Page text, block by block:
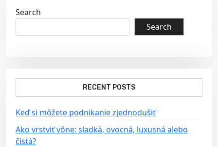
a
v
i
t
i
o
n
Search
Search
RECENT POSTS
Keď si môžete podnikanie zjednodušiť
Ako vrstviť vône: sladká, ovocná, luxusná alebo
čistá?